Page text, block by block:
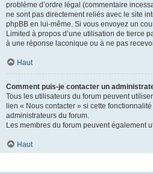
problème d’ordre légal (commentaire
ne sont pas directement reliés avec le site
phpBB en lui-même. Si vous envoyez un
Limited à propos d’une utilisation de tierce
à une réponse laconique ou à ne pas
Haut
Comment puis-je contacter un
Tous les utilisateurs du forum peuvent
lien « Nous contacter » si cette
administrateurs du forum.
Les membres du forum peuvent également
Haut